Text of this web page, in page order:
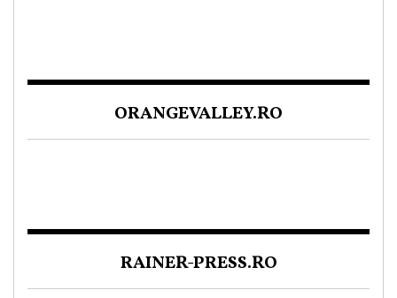
ORANGEVALLEY.RO
RAINER-PRESS.RO